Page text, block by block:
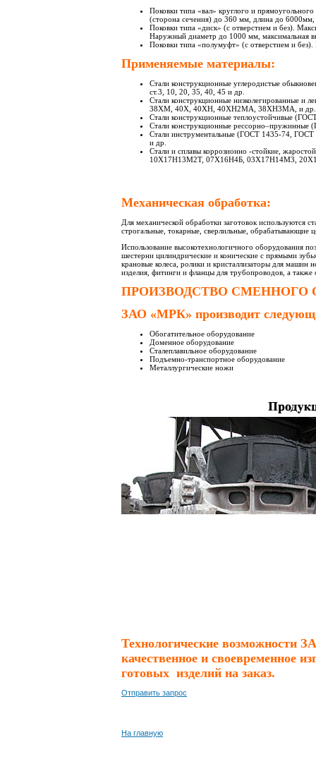
Поковки типа «вал» круглого и
(сторона сечения) до 360 мм, длина до 6000мм,
Поковки типа «диск» (с отверстием и без).
Наружный диаметр до 1000 мм, максимальная
Поковки типа «полумуфт» (с отверстием и
Применяемые материалы:
Стали конструкционные углеродистые
ст.3, 10, 20, 35, 40, 45 и др.
Стали конструкционные низколегированные
38ХМ, 40Х, 40ХН, 40ХН2МА, 38ХН3МА, и др.
Стали конструкционные теплоустойчивые
Стали конструкционные
Стали инструментальные (ГОСТ 1435-74,
и др.
Стали и сплавы коррозионно -стойкие,
10Х17Н13М2Т, 07Х16Н4Б, 03Х17Н14М3,
Механическая обработка:
Для механической обработки заготовок используются
строгальные, токарные, сверлильные, обрабатывающие
Использование высокотехнологичного оборудования
шестерни цилиндрические и конические с прямыми
крановые колеса, ролики и кристаллизаторы для машин
изделия, фитинги и фланцы для трубопроводов, а
ПРОИЗВОДСТВО СМЕННОГО
ЗАО «МРК» производит
Обогатительное оборудование
Доменное оборудование
Сталеплавильное оборудование
Подъемно-транспортное оборудование
Металлургические ножи
Технологические возможности
качественное и своевременное
готовых изделий на заказ.
Отправить запрос
На главную